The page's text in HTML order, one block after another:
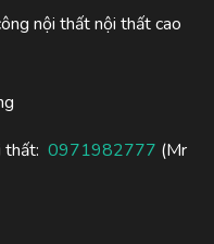
nội thất nội thất cao
thất: 0971982777 (Mr